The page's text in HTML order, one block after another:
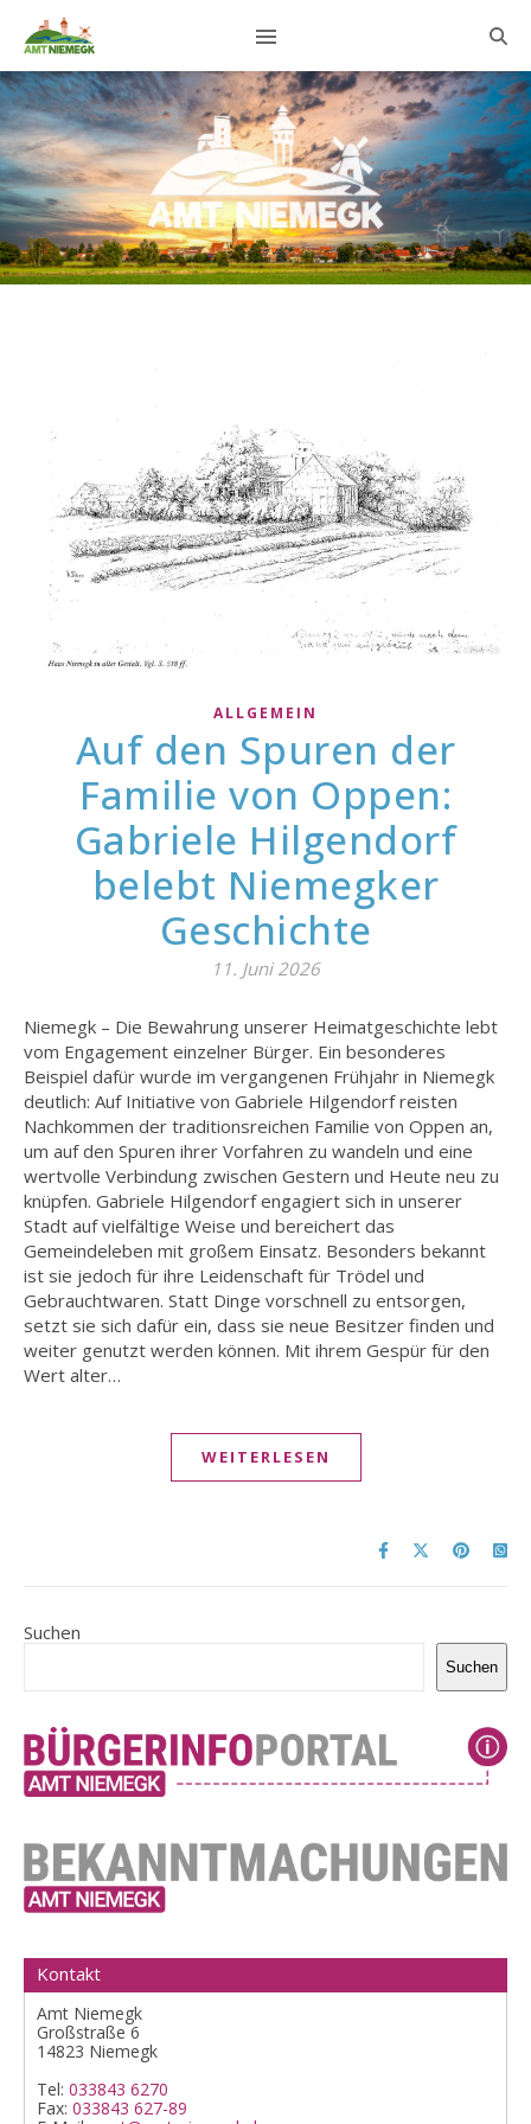
ALLGEMEIN
Auf den Spuren der
Familie von Oppen:
Gabriele Hilgendorf
belebt Niemegker
Geschichte
11. Juni 2026
Niemegk – Die Bewahrung unserer Heimatgeschichte lebt
vom Engagement einzelner Bürger. Ein besonderes
Beispiel dafür wurde im vergangenen Frühjahr in Niemegk
deutlich: Auf Initiative von Gabriele Hilgendorf reisten
Nachkommen der traditionsreichen Familie von Oppen an,
um auf den Spuren ihrer Vorfahren zu wandeln und eine
wertvolle Verbindung zwischen Gestern und Heute neu zu
knüpfen. Gabriele Hilgendorf engagiert sich in unserer
Stadt auf vielfältige Weise und bereichert das
Gemeindeleben mit großem Einsatz. Besonders bekannt
ist sie jedoch für ihre Leidenschaft für Trödel und
Gebrauchtwaren. Statt Dinge vorschnell zu entsorgen,
setzt sie sich dafür ein, dass sie neue Besitzer finden und
weiter genutzt werden können. Mit ihrem Gespür für den
Wert alter…
WEITERLESEN
Suchen
Suchen
Kontakt
Amt Niemegk
Großstraße 6
14823 Niemegk
Tel: 033843 6270
Fax: 033843 627-89